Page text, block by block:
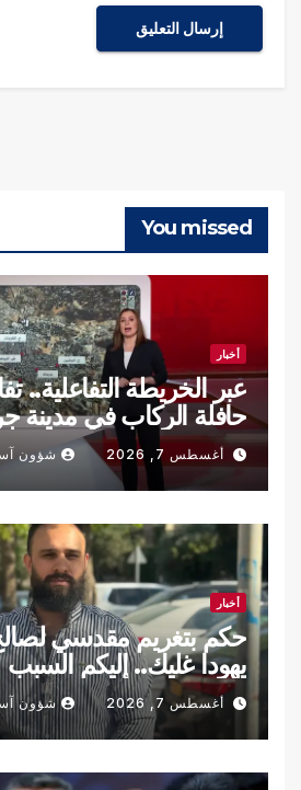
You missed
أخبار
عبر الخريطة التفاعلية..
حافلة الركاب في مدينة
أغسطس 7, 2026 شؤون
أخبار
حكم بتغريم مقدسي
يهودا غليك.. إليكم السبب
أغسطس 7, 2026 شؤون